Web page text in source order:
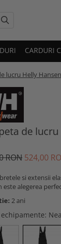
CARDURI
lucru Helly
de
RON 524,00
si extensii
este alegerea
2 ani
: